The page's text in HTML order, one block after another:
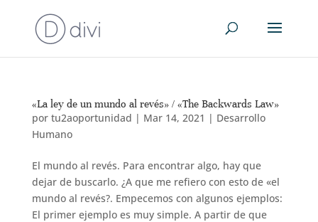
«La ley de un mundo al revés» / «The Backwards Law»
por tu2aoportunidad | Mar 14, 2021 | Desarrollo
Humano
El mundo al revés. Para encontrar algo, hay que
dejar de buscarlo. ¿A que me refiero con esto de «el
mundo al revés?. Empecemos con algunos ejemplos:
El primer ejemplo es muy simple. A partir de que